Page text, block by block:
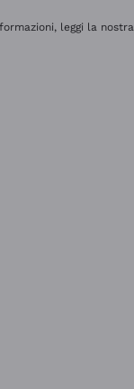
leggi la nostra